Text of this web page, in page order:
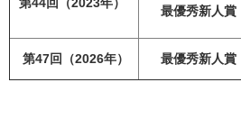
最優秀新人賞
第47回（2026年） 最優秀新人賞